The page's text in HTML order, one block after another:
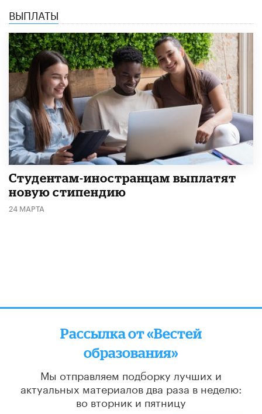
ВЫПЛАТЫ
Студентам-иностранцам выплатят
новую стипендию
24 МАРТА
Рассылка от «Вестей
образования»
Мы отправляем подборку лучших и
актуальных материалов два раза в неделю:
во вторник и пятницу